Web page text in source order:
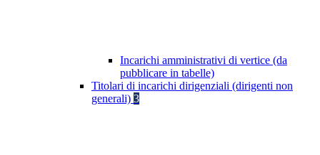
Incarichi amministrativi di vertice (da
pubblicare in tabelle)
Titolari di incarichi dirigenziali (dirigenti non
generali) 3